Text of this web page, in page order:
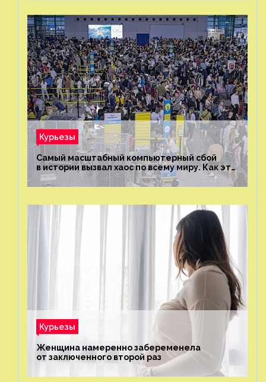
Курьезы
Самый масштабный компьютерный сбой
в истории вызвал хаос по всему миру. Как это
было?
Курьезы
Женщина намеренно забеременела
от заключенного второй раз